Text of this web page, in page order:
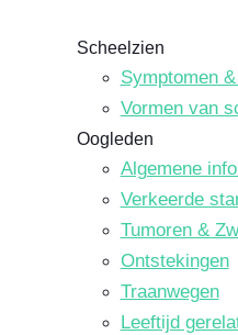
Scheelzien
Symptomen
Vormen van
Oogleden
Algemene
Verkeerde
Tumoren &
Ontstekingen
Traanwegen
Leeftijd